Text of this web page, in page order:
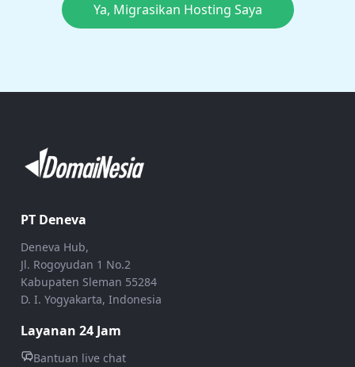
Ya, Migrasikan Hosting Saya
PT Deneva
Deneva Hub,
Jl. Rogoyudan 1 No.2
Kabupaten Sleman 55284
D. I. Yogyakarta, Indonesia
Layanan 24 Jam
Bantuan live chat